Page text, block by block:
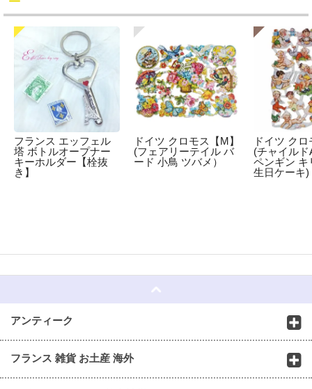
フランス エッフェル
塔 ボトルオープナー
キーホルダー【栓抜
き】
ドイツ クロモス【M】
(フェアリーテイル バ
ード 小鳥 ツバメ）
ドイツ ク
(チャイルド
ペンギン キ
生日ケーキ)
アンティーク
フランス 雑貨 お土産 海外